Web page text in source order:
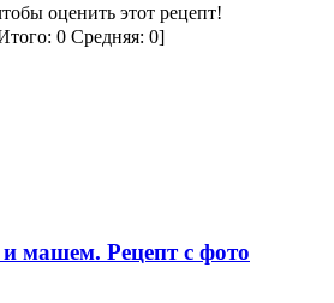
оценить этот рецепт!
0Средняя: 0]
машем. Рецепт с фото